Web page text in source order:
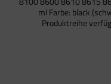
ml Farbe: black
Produktreihe